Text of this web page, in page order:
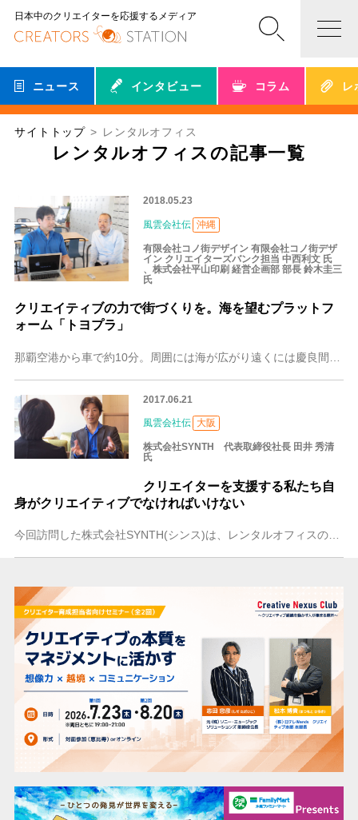
日本中のクリエイターを応援するメディア
ニュース インタビュー コラム レ
サイトトップ レンタルオフィス
レンタルオフィスの記事一覧
2018.05.23
風雲会社伝 沖縄
有限会社コノ街デザイン 有限会社コノ街デザ
イン クリエイターズバンク担当 中西利文 氏
、株式会社平山印刷 経営企画部 部長 鈴木圭三
氏
クリエイティブの力で街づくりを。海を望むプラットフ
ォーム「トヨプラ」
2017.06.21
風雲会社伝 大阪
株式会社SYNTH 代表取締役社長 田井 秀清
氏
クリエイターを支援する私たち自
身がクリエイティブでなければいけない
今回訪問した株式会社SYNTH(シンス)は、レンタルオフィスの会社です。SYNTHの特徴は、ただ部屋を利用していただくだけでなく、ラウンジの設置や受付応対などグ